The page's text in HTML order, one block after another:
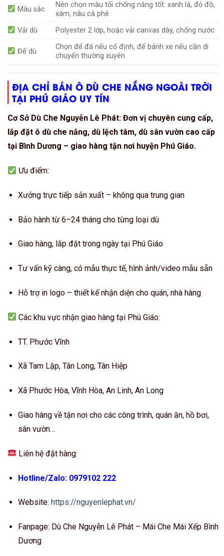
Màu sắc
Nên chọn màu tối chống nắng tốt: xanh lá, đỏ đô,
xám, nâu cà phê
Vải dù
Polyester 2 lớp, hoặc vải canvas dày, chống nước
Đế dù
Chọn đế đá nếu cố định, đế bánh xe nếu cần di
chuyển thường xuyên
ĐỊA CHỈ BÁN Ô DÙ CHE NẮNG NGOÀI TRỜI
TẠI PHÚ GIÁO UY TÍN
Cơ Sở Dù Che Nguyễn Lê Phát: Đơn vị chuyên cung cấp,
lắp đặt ô dù che nắng, dù lệch tâm, dù sân vườn cao cấp
tại Bình Dương – giao hàng tận nơi huyện Phú Giáo.
Ưu điểm:
Xưởng trực tiếp sản xuất – không qua trung gian
Bảo hành từ 6–24 tháng cho từng loại dù
Giao hàng, lắp đặt trong ngày tại Phú Giáo
Tư vấn kỹ càng, có mẫu thực tế, hình ảnh/video mẫu sẵn
Hỗ trợ in logo – thiết kế nhận diện cho quán, nhà hàng
Các khu vực nhận giao hàng tại Phú Giáo:
TT. Phước Vĩnh
Xã Tam Lập, Tân Long, Tân Hiệp
Xã Phước Hòa, Vĩnh Hòa, An Linh, An Long
Giao hàng về tận nơi cho các công trình, quán ăn, hồ bơi,
sân vườn…
Liên hệ đặt hàng:
Hotline/Zalo: 0979102 222
Website: https://nguyenlephat.vn/
Fanpage: Dù Che Nguyễn Lê Phát – Mái Che Mái Xếp Bình
Dương